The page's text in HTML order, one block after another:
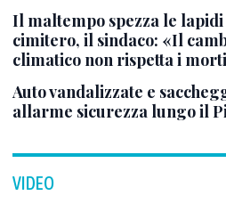
Il maltempo spezza le
cimitero, il sindaco: «Il
climatico non rispetta i
Auto vandalizzate e
allarme sicurezza lungo il
VIDEO